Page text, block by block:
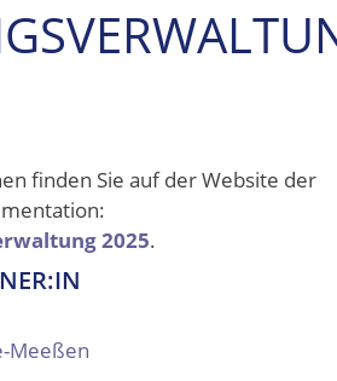
finden Sie auf der Website der
2025.
Meeßen